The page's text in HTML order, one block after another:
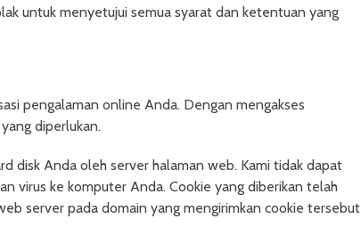
untuk menyetujui semua syarat dan ketentuan yang
pengalaman online Anda. Dengan mengakses
diperlukan.
disk Anda oleh server halaman web. Kami tidak dapat
virus ke komputer Anda. Cookie yang diberikan telah
server pada domain yang mengirimkan cookie tersebut